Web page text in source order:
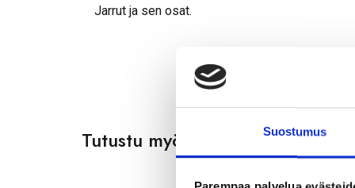
Suostumus
Jarrut ja sen osat.
Tutustu myös